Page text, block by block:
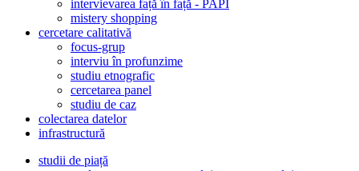
intervievarea față în față - PAPI
mistery shopping
cercetare calitativă
focus-grup
interviu în profunzime
studiu etnografic
cercetarea panel
studiu de caz
colectarea datelor
infrastructură
studii de piață